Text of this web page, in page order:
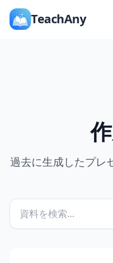
TeachAny
過去に生成したプレ